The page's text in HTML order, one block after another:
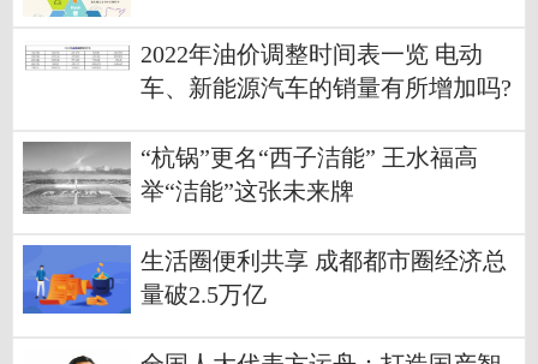
2022年油价调整时间表一览 电动
车、新能源汽车的销量有所增加吗?
“杭锅”更名“西子洁能” 王水福高
举“洁能”这张未来牌
生活圈便利共享 成都都市圈经济总
量破2.5万亿